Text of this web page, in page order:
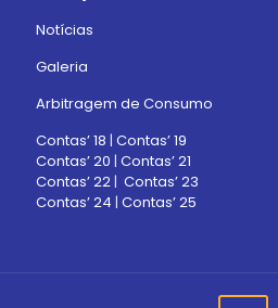
Notícias
Galeria
Arbitragem de Consumo
Contas’ 18 | Contas’ 19
Contas’ 20 | Contas’ 21
Contas’ 22| Contas’ 23
Contas’ 24 | Contas’ 25